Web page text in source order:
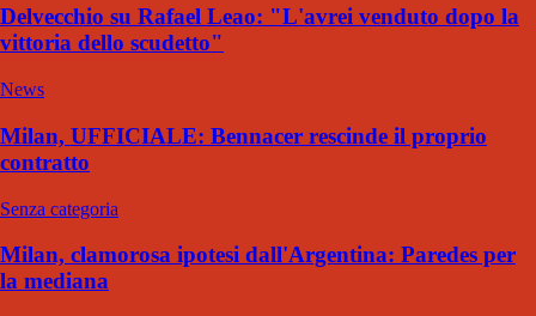
Delvecchio su Rafael Leao: "L'avrei venduto dopo la
vittoria dello scudetto"
News
Milan, UFFICIALE: Bennacer rescinde il proprio
contratto
Senza categoria
Milan, clamorosa ipotesi dall'Argentina: Paredes per
la mediana